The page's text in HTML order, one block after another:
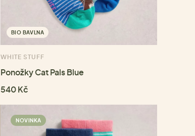
BIO BAVLNA
WHITE STUFF
Ponožky Cat Pals Blue
540 Kč
NOVINKA